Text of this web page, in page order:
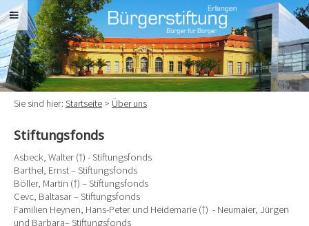
Sie sind hier: Startseite > Über uns
Stiftungsfonds
Asbeck, Walter (†) - Stiftungsfonds
Barthel, Ernst – Stiftungsfonds
Böller, Martin (†) – Stiftungsfonds
Cevc, Baltasar – Stiftungsfonds
Familien Heynen, Hans-Peter und Heidemarie (†) - Neumaier, Jürgen
und Barbara– Stiftungsfonds